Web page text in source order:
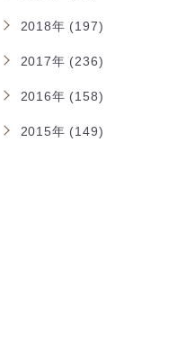
2018年 (197)
2017年 (236)
2016年 (158)
2015年 (149)